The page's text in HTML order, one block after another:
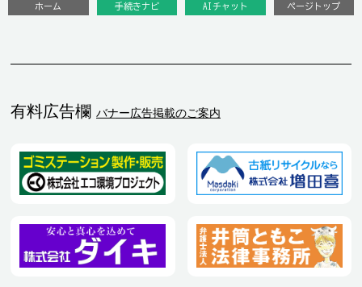
有料広告欄 バナー広告掲載のご案内
ホーム 手続きナビ AIチャット ページトップ